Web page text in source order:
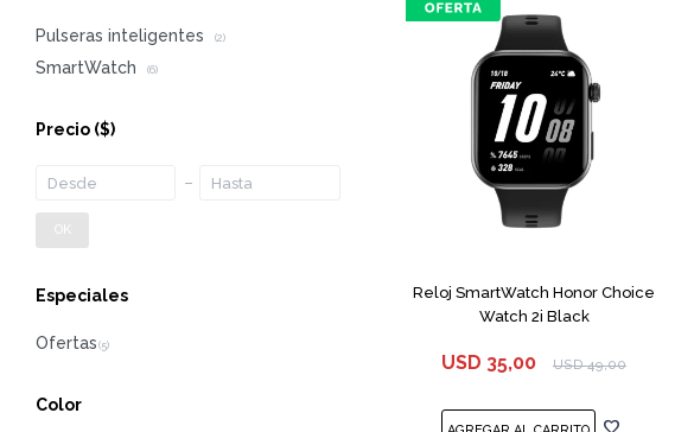
Reloj SmartWatch Honor Choice
Watch 2i Black
USD 35,00 USD 49,00
Pulseras inteligentes (2)
SmartWatch (6)
Precio ($)
OK
Especiales
Color